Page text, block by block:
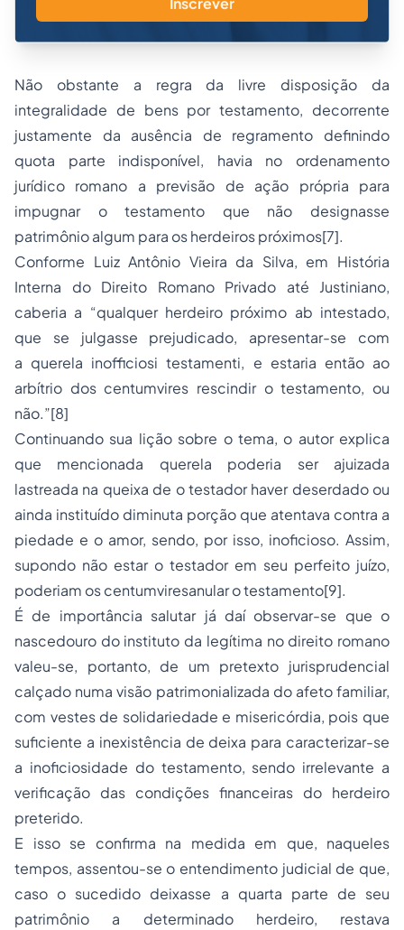
Não obstante a regra da livre disposição da
integralidade de bens por testamento, decorrente
justamente da ausência de regramento definindo
quota parte indisponível, havia no ordenamento
jurídico romano a previsão de ação própria para
impugnar o testamento que não designasse
patrimônio algum para os herdeiros próximos[7].
Conforme Luiz Antônio Vieira da Silva, em História
Interna do Direito Romano Privado até Justiniano,
caberia a “qualquer herdeiro próximo ab intestado,
que se julgasse prejudicado, apresentar-se com
a querela inofficiosi testamenti, e estaria então ao
arbítrio dos centumvires rescindir o testamento, ou
não.”[8]
Continuando sua lição sobre o tema, o autor explica
que mencionada querela poderia ser ajuizada
lastreada na queixa de o testador haver deserdado ou
ainda instituído diminuta porção que atentava contra a
piedade e o amor, sendo, por isso, inoficioso. Assim,
supondo não estar o testador em seu perfeito juízo,
poderiam oscentumviresanular o testamento[9].
É de importância salutar já daí observar-se que o
nascedouro do instituto da legítima no direito romano
valeu-se, portanto, de um pretexto jurisprudencial
calçado numa visão patrimonializada do afeto familiar,
com vestes de solidariedade e misericórdia, pois que
suficiente a inexistência de deixa para caracterizar-se
a inoficiosidade do testamento, sendo irrelevante a
verificação das condições financeiras do herdeiro
preterido.
E isso se confirma na medida em que, naqueles
tempos, assentou-se o entendimento judicial de que,
caso o sucedido deixasse a quarta parte de seu
patrimônio a determinado herdeiro, restava